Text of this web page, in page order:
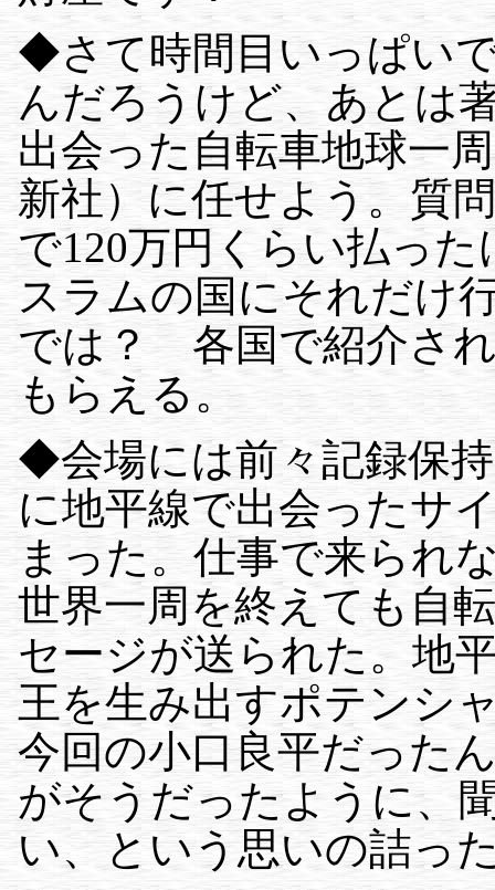
◆さて時間目いっぱい
んだろうけど、あとは
出会った自転車地球一
新社）に任せよう。質
で120万円くらい払っ
スラムの国にそれだけ
では？ 各国で紹介さ
もらえる。
◆会場には前々記録保
に地平線で出会ったサ
まった。仕事で来られ
世界一周を終えても自
セージが送られた。地
王を生み出すポテンシ
今回の小口良平だった
がそうだったように、
い、という思いの詰っ